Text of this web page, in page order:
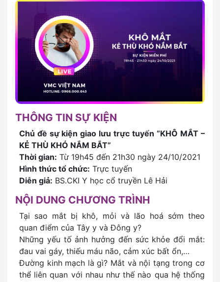
THÔNG TIN SỰ KIỆN
Chủ đề sự kiện giao lưu trực tuyến “KHÔ MẮT –
KẺ THÙ KHÓ NẮM BẮT”
Thời gian: Từ 19h45 đến 21h30 ngày 24/10/2021
Hình thức tổ chức: Trực tuyến
Diễn giả: BS.CKI Y học cổ truyền Lê Hải
NỘI DUNG CHƯƠNG TRÌNH
Tại sao mắt bị khô, mỏi và lão hoá sớm theo
quan điểm của Tây y và Đông y?
Những yếu tố ảnh hưởng đến sức khỏe đổi mắt:
đau vai gáy, thiếu máu não, cảm xúc bất ổn,…
Đường kinh mạch là gì? Mắt và nội tạng trong cơ
thể liên quan với nhau như thế nào qua hệ thống